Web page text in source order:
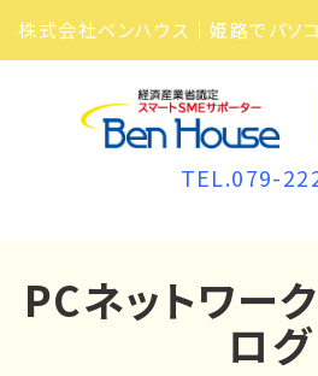
TEL.079-
PCネットワー
ログ